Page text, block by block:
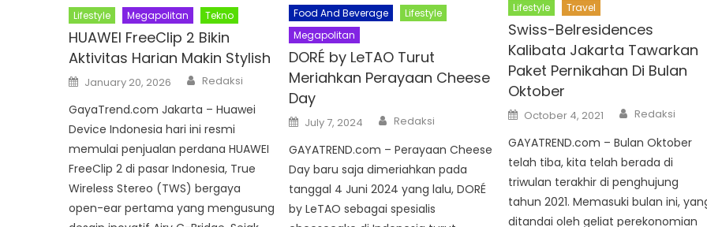
Lifestyle Megapolitan Tekno
HUAWEI FreeClip 2 Bikin
Aktivitas Harian Makin Stylish
Posted
on
January 20, 2026 Author
Redaksi
GayaTrend.com Jakarta – Huawei
Device Indonesia hari ini resmi
memulai penjualan perdana HUAWEI
FreeClip 2 di pasar Indonesia, True
Wireless Stereo (TWS) bergaya
open-ear pertama yang mengusung
Food And Beverage
Lifestyle
Megapolitan
DORÉ by LeTAO Turut
Meriahkan Perayaan Cheese
Day
Posted
on
July 7, 2024 Author
Redaksi
GAYATREND.com – Perayaan Cheese
Day baru saja dimeriahkan pada
tanggal 4 Juni 2024 yang lalu, DORÉ
by LeTAO sebagai spesialis
Lifestyle Travel
Swiss-Belresidences
Kalibata Jakarta Tawarkan
Paket Pernikahan Di Bulan
Oktober
Posted
on
October 4, 2021 Author
Redaksi
GAYATREND.com – Bulan Oktober
telah tiba, kita telah berada di
triwulan terakhir di penghujung
tahun 2021. Memasuki bulan ini,
ditandai oleh geliat perekonomian